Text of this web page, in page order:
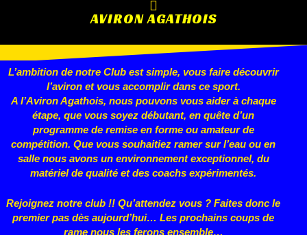
AVIRON AGATHOIS
L’ambition de notre Club est simple, vous faire découvrir
l’aviron et vous accomplir dans ce sport.
A l’Aviron Agathois, nous pouvons vous aider à chaque
étape, que vous soyez débutant, en quête d’un
programme de remise en forme ou amateur de
compétition. Que vous souhaitiez ramer sur l’eau ou en
salle nous avons un environnement exceptionnel, du
matériel de qualité et des coachs expérimentés.
Rejoignez notre club !! Qu’attendez vous ? Faites donc le
premier pas dès aujourd’hui… Les prochains coups de
rame nous les ferons ensemble…